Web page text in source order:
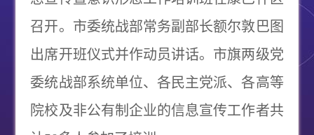
召开。市委统战部常务副部长额尔敦巴图
出席开班仪式并作动员讲话。市旗两级党
委统战部系统单位、各民主党派、各高等
院校及非公有制企业的信息宣传工作者共